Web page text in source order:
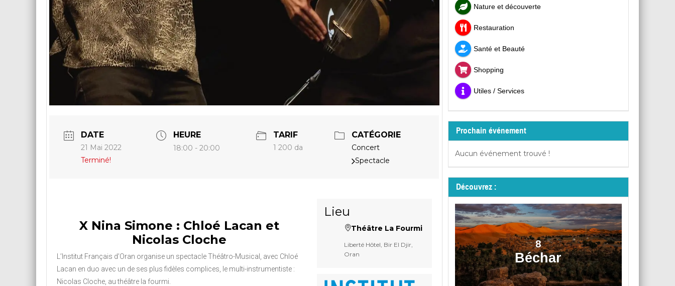
DATE
21 Mai 2022
Terminé!
HEURE
18:00 - 20:00
TARIF
1 200 da
CATÉGORIE
Concert
Spectacle
X Nina Simone : Chloé Lacan et
Nicolas Cloche
L’Institut Français d’Oran organise un spectacle Théâtro-Musical, avec Chloé
Lacan en duo avec un de ses plus fidèles complices, le multi-instrumentiste :
Nicolas Cloche, au théâtre la fourmi.
Lieu
Théâtre La Fourmi
Liberté Hôtel, Bir El Djir,
Oran
Nature et découverte
Restauration
Santé et Beauté
Shopping
Utiles / Services
Prochain événement
Aucun événement trouvé !
Découvrez :
8
Béchar